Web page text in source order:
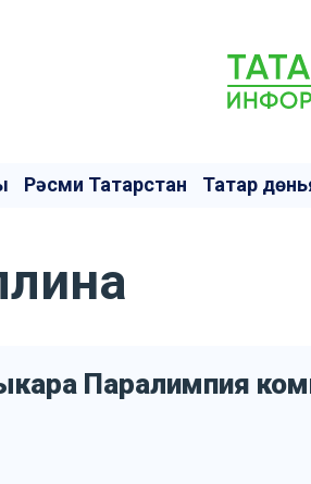
Рәсми Татарстан Татар
Паралимпия